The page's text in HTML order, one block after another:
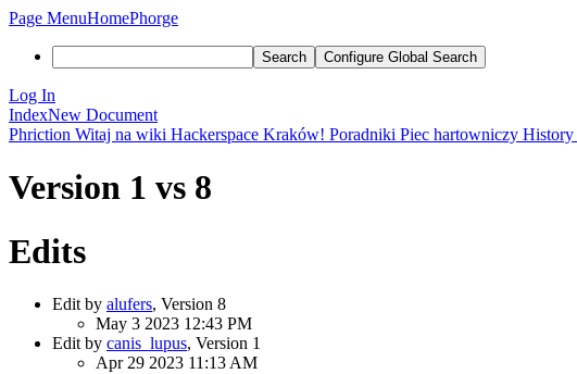
Page MenuHomePhorge
Search Configure Global Search
Log In
IndexNew Document
Phriction Witaj na wiki Hackerspace Kraków! Poradniki Piec hartowniczy History
Version 1 vs 8
Edits
Edit by alufers, Version 8
May 3 2023 12:43 PM
Edit by canis_lupus, Version 1
Apr 29 2023 11:13 AM